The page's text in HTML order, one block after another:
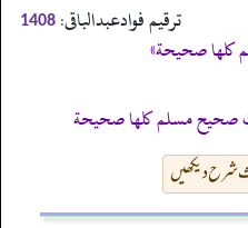
ترقیم فوادعبدالباقی: 1408
كلها صحيحة»
صحيح مسلم كلها صحيحة
شرح دیکھیں